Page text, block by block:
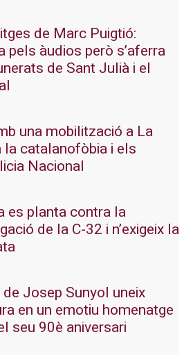
de Marc Puigtió:
pels àudios però s’aferra
de Sant Julià i el
una mobilització a La
catalanofòbia i els
Nacional
es planta contra la
de la C-32 i n’exigeix la
Josep Sunyol uneix
en un emotiu homenatge
seu 90è aniversari